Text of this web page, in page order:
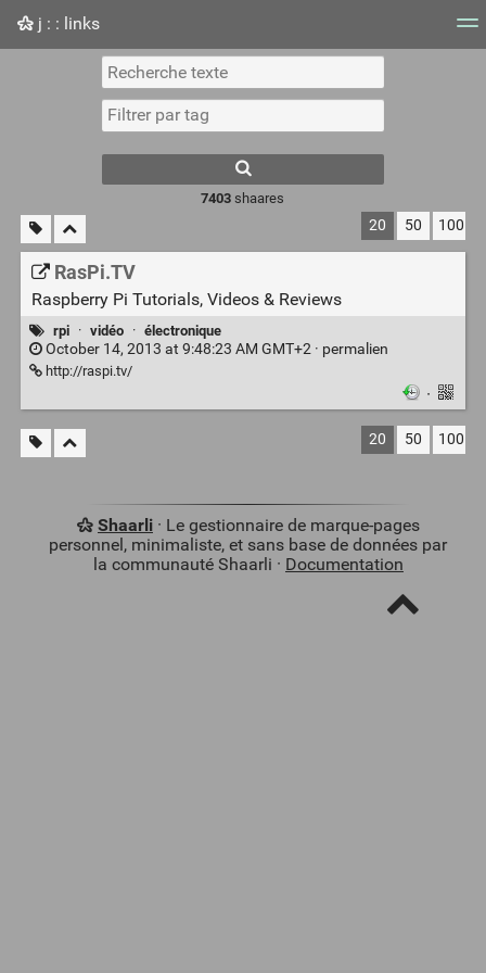
j : : links
Nuage de tags Mur d'images
7403 shaares
20 50 100
RasPi.TV
Raspberry Pi Tutorials, Videos & Reviews
rpi · vidéo · électronique
October 14, 2013 at 9:48:23 AM GMT+2 · permalien
http://raspi.tv/
·
20 50 100
Shaarli· Le gestionnaire de marque-pages
personnel, minimaliste, et sans base de données par
la communauté Shaarli · Documentation